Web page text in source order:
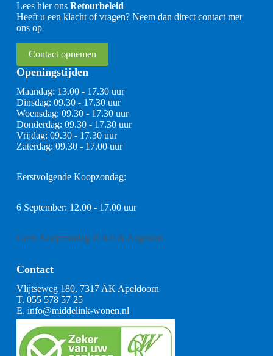
Lees hier ons Retourbeleid
Heeft u een klacht of vragen? Neem dan direct contact met
ons op
Contact opnemen
Openingstijden
Maandag: 13.00 - 17.30 uur
Dinsdag: 09.30 - 17.30 uur
Woensdag: 09.30 - 17.30 uur
Donderdag: 09.30 - 17.30 uur
Vrijdag: 09.30 - 17.30 uur
Zaterdag: 09.30 - 17.00 uur
Eerstvolgende Koopzondag:
6 September: 12.00 - 17.00 uur
Geen Koopzondag in Juli & Augustus
Contact
Vlijtseweg 180, 7317 AK Apeldoorn
T. 055 578 57 25
E. info@middelink-wonen.nl